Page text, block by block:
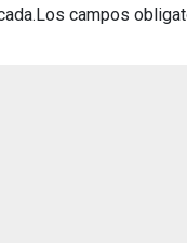
Los campos